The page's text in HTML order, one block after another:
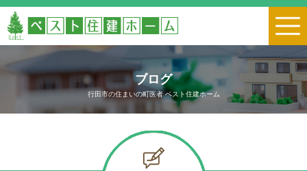
ブログ
行田市の住まいの町医者 ベスト住建ホーム